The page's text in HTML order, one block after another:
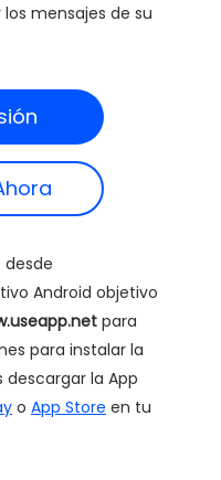
mensajes de su
desde
Android objetivo
para
para instalar la
la App
o App Store en tu